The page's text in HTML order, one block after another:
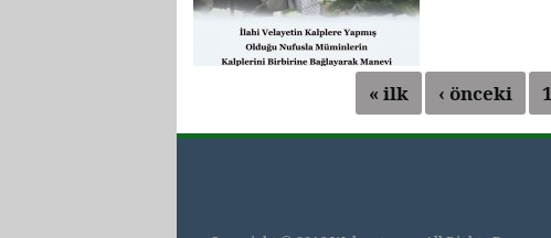
« ilk ‹ önceki 1